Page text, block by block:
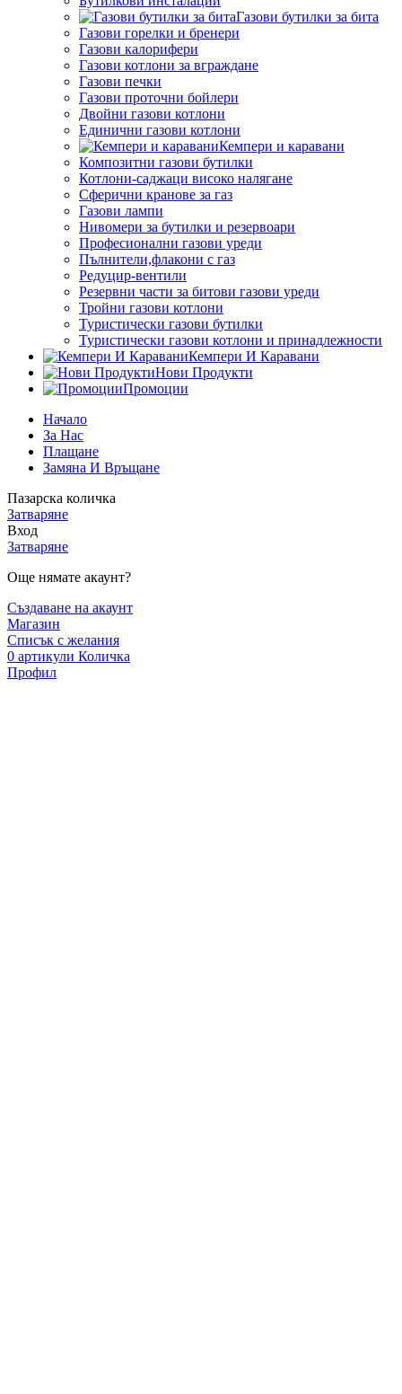
Газови бутилки за бита
Газови горелки и бренери
Газови калорифери
Газови котлони за вграждане
Газови печки
Газови проточни бойлери
Двойни газови котлони
Единични газови котлони
Кемпери и каравани
Композитни газови бутилки
Котлони-саджаци високо налягане
Сферични кранове за газ
Газови лампи
Нивомери за бутилки и резервоари
Професионални газови уреди
Пълнители,флакони с газ
Редуцир-вентили
Резервни части за битови газови уреди
Тройни газови котлони
Туристически газови бутилки
Туристически газови котлони и принадлежности
Кемпери И Каравани
Нови Продукти
Промоции
Начало
За Нас
Плащане
Замяна И Връщане
Пазарска количка
Затваряне
Вход
Затваряне
Още нямате акаунт?
Създаване на акаунт
Магазин
Списък с желания
0 артикули Количка
Профил